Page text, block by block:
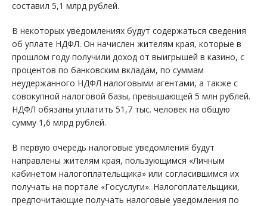
составил 5,1 млрд рублей.
В некоторых уведомлениях будут содержаться сведения
об уплате НДФЛ. Он начислен жителям края, которые в
прошлом году получили доход от выигрышей в казино, с
процентов по банковским вкладам, по суммам
неудержанного НДФЛ налоговыми агентами, а также с
совокупной налоговой базы, превышающей 5 млн рублей.
НДФЛ обязаны уплатить 51,7 тыс. человек на общую
сумму 1,6 млрд рублей.
В первую очередь налоговые уведомления будут
направлены жителям края, пользующимся «Личным
кабинетом налогоплательщика» или согласившимся их
получать на портале «Госуслуги». Налогоплательщики,
предпочитающие получать налоговые уведомления по